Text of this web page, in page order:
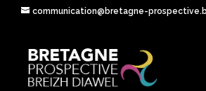
communication@bretagne-